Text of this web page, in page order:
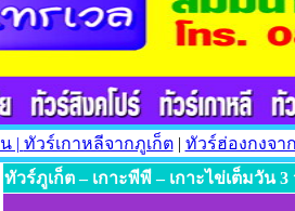
| ทัวร์เกาหลีจากภูเก็ต| ทัวร์ฮ่องกงจา
ทัวร์ภูเก็ต – เกาะพีพี – เกาะไข่เต็มวัน